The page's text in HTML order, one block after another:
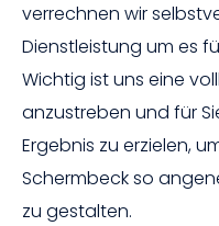
verrechnen wir
Dienstleistung um es
Wichtig ist uns eine
anzustreben und für
Ergebnis zu erzielen,
Schermbeck so
zu gestalten.